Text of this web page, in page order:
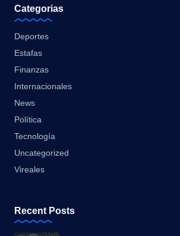
Categorias
Deportes
Estafas
Finanzas
Internacionales
News
Política
Tecnología
Uncategorized
Vireales
Recent Posts